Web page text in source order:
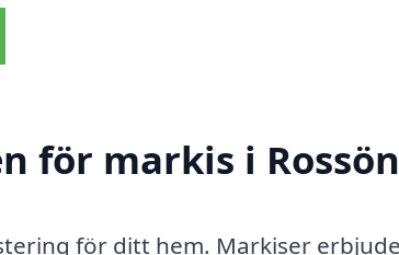
för markis i Rossön
för ditt hem. Markiser